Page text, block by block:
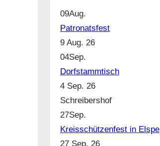
09Aug.
Patronatsfest
9 Aug. 26
04Sep.
Dorfstammtisch
4 Sep. 26
Schreibershof
27Sep.
Kreisschützenfest in Elspe
27 Sep. 26